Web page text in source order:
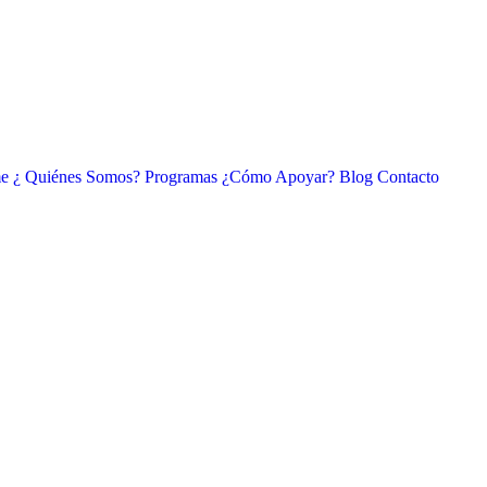
¿ Quiénes Somos? Programas ¿Cómo Apoyar? Blog Contacto